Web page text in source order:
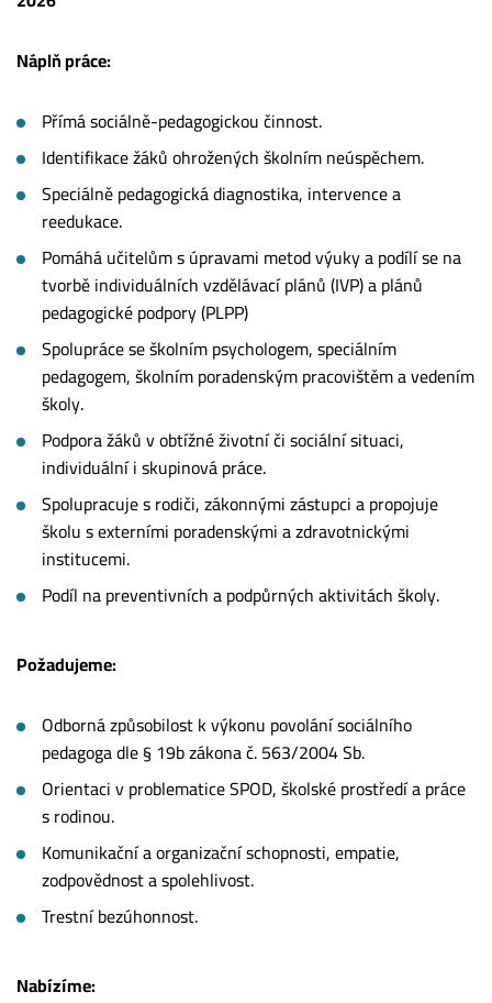
Náplň práce:
Přímá sociálně-pedagogickou činnost.
Identifikace žáků ohrožených školním neúspěchem.
Speciálně pedagogická diagnostika, intervence a
reedukace.
Pomáhá učitelům s úpravami metod výuky a podílí se na
tvorbě individuálních vzdělávací plánů (IVP) a plánů
pedagogické podpory (PLPP)
Spolupráce se školním psychologem, speciálním
pedagogem, školním poradenským pracovištěm a vedením
školy.
Podpora žáků v obtížné životní či sociální situaci,
individuální i skupinová práce.
Spolupracuje s rodiči, zákonnými zástupci a propojuje
školu s externími poradenskými a zdravotnickými
institucemi.
Podíl na preventivních a podpůrných aktivitách školy.
Požadujeme:
Odborná způsobilost k výkonu povolání sociálního
pedagoga dle § 19b zákona č. 563/2004 Sb.
Orientaci v problematice SPOD, školské prostředí a práce
s rodinou.
Komunikační a organizační schopnosti, empatie,
zodpovědnost a spolehlivost.
Trestní bezúhonnost.
Nabízíme: